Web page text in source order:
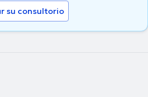
su consultorio